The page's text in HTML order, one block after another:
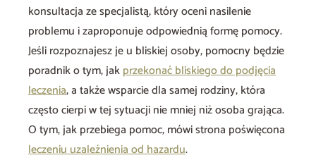
konsultacja ze specjalistą, który oceni nasilenie
problemu i zaproponuje odpowiednią formę pomocy.
Jeśli rozpoznajesz je u bliskiej osoby, pomocny będzie
poradnik o tym, jakprzekonać bliskiego do podjęcia
leczenia, a także wsparcie dla samej rodziny, która
często cierpi w tej sytuacji nie mniej niż osoba grająca.
O tym, jak przebiega pomoc, mówi strona poświęcona
leczeniu uzależnienia od hazardu.